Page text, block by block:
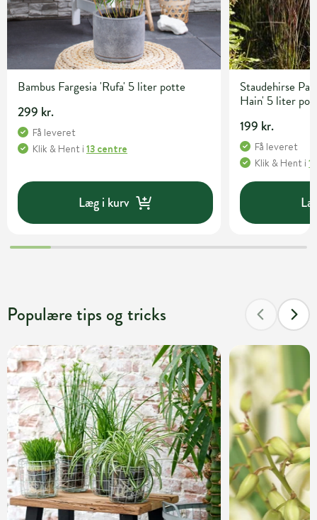
Bambus Fargesia 'Rufa' 5 liter potte
299 kr.
Få leveret
Klik & Hent i 13 centre
Læg i kurv
Staudehirse
Hain' 5 liter
199 kr.
Få leveret
Klik & Hent i
Populære tips og tricks